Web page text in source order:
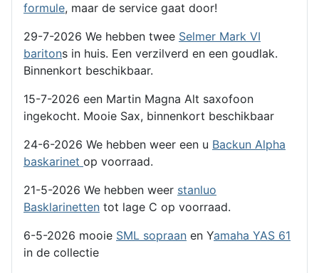
formule, maar de service gaat door!
29-7-2026 We hebben twee Selmer Mark VI
baritons in huis. Een verzilverd en een goudlak.
Binnenkort beschikbaar.
15-7-2026 een Martin Magna Alt saxofoon
ingekocht. Mooie Sax, binnenkort beschikbaar
24-6-2026 We hebben weer een u Backun Alpha
baskarinet op voorraad.
21-5-2026 We hebben weer stanluo
Basklarinetten tot lage C op voorraad.
6-5-2026 mooie SML sopraan en Yamaha YAS 61
in de collectie